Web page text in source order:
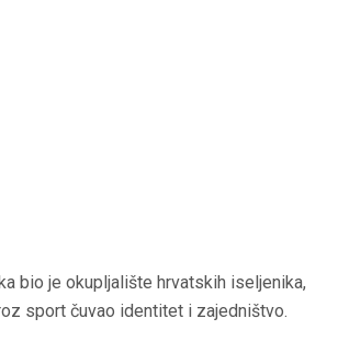
bio je okupljalište hrvatskih iseljenika,
sport čuvao identitet i zajedništvo.